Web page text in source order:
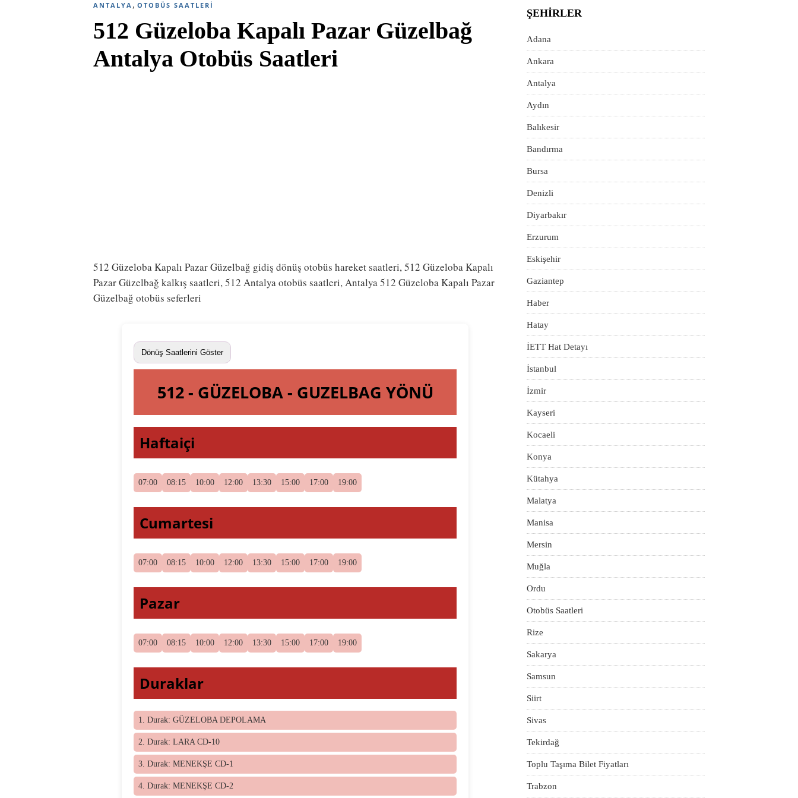
ANTALYA , OTOBÜS SAATLERI
512 Güzeloba Kapalı Pazar Güzelbağ
Antalya Otobüs Saatleri
512 Güzeloba Kapalı Pazar Güzelbağ gidiş dönüş otobüs hareket saatleri, 512 Güzeloba Kapalı
Pazar Güzelbağ kalkış saatleri, 512 Antalya otobüs saatleri, Antalya 512 Güzeloba Kapalı Pazar
Güzelbağ otobüs seferleri
Dönüş Saatlerini Göster
512 - GÜZELOBA - GUZELBAG YÖNÜ
Haftaiçi
07:00 08:15 10:00 12:00 13:30 15:00 17:00 19:00
Cumartesi
07:00 08:15 10:00 12:00 13:30 15:00 17:00 19:00
Pazar
07:00 08:15 10:00 12:00 13:30 15:00 17:00 19:00
Duraklar
1. Durak: GÜZELOBA DEPOLAMA
2. Durak: LARA CD-10
3. Durak: MENEKŞE CD-1
4. Durak: MENEKŞE CD-2
ŞEHIRLER
Adana
Ankara
Antalya
Aydın
Balıkesir
Bandırma
Bursa
Denizli
Diyarbakır
Erzurum
Eskişehir
Gaziantep
Haber
Hatay
İETT Hat Detayı
İstanbul
İzmir
Kayseri
Kocaeli
Konya
Kütahya
Malatya
Manisa
Mersin
Muğla
Ordu
Otobüs Saatleri
Rize
Sakarya
Samsun
Siirt
Sivas
Tekirdağ
Toplu Taşıma Bilet Fiyatları
Trabzon